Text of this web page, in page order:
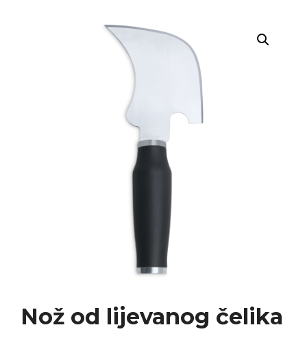
Nož od lijevanog čelika